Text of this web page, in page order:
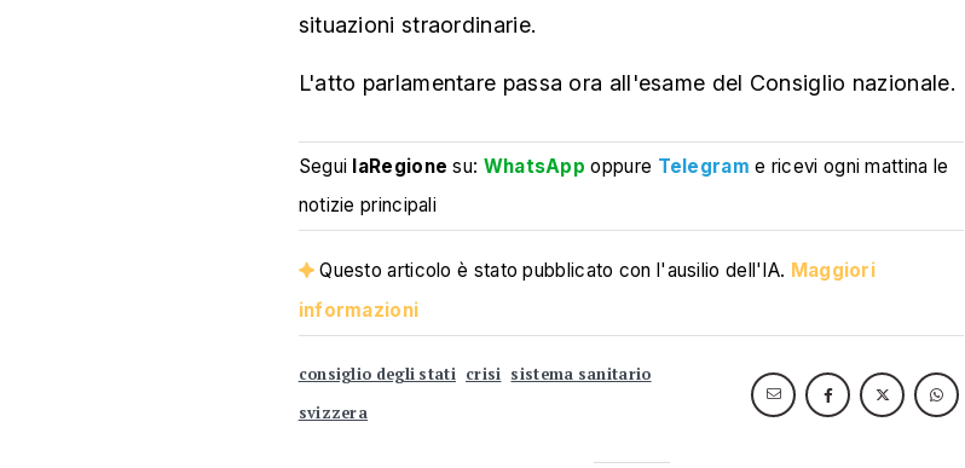
situazioni straordinarie.
L'atto parlamentare passa ora all'esame del Consiglio nazionale.
Segui laRegione su: WhatsApp oppure Telegram e ricevi ogni mattina le
notizie principali
Questo articolo è stato pubblicato con l'ausilio dell'IA. Maggiori
informazioni
consiglio degli stati crisi sistema sanitario
svizzera